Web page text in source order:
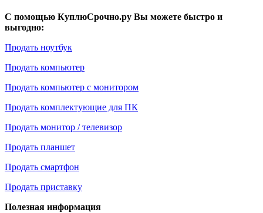
С помощью КуплюСрочно.ру Вы можете быстро и
выгодно:
Продать ноутбук
Продать компьютер
Продать компьютер с монитором
Продать комплектующие для ПК
Продать монитор / телевизор
Продать планшет
Продать смартфон
Продать приставку
Полезная информация